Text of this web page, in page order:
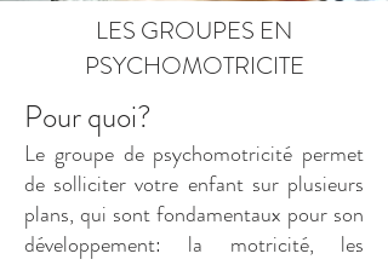
LES GROUPES EN
PSYCHOMOTRICITE
Pour quoi?
Le groupe de psychomotricité permet
de solliciter votre enfant sur plusieurs
plans, qui sont fondamentaux pour son
développement: la motricité, les